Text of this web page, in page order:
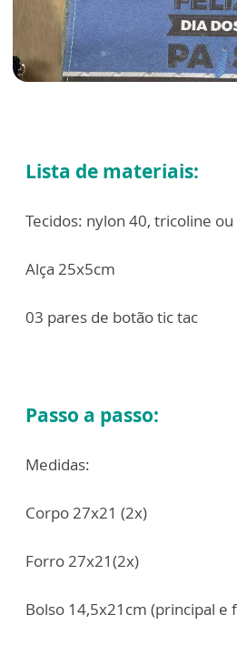
Lista de materiais:
Tecidos: nylon 40, tricoline
Alça 25x5cm
03 pares de botão tic tac
Passo a passo:
Medidas:
Corpo 27x21 (2x)
Forro 27x21(2x)
Bolso 14,5x21cm (principal e